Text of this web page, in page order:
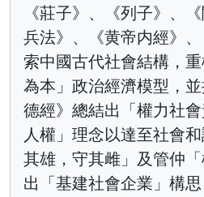
《莊子》、《列子》、
兵法》、《黄帝内經》
索中國古代社會結構，
為本」政治經濟模型，
德經》總結出「權力社
人權」理念以達至社會
其雄，守其雌」及管仲
出「基建社會企業」構